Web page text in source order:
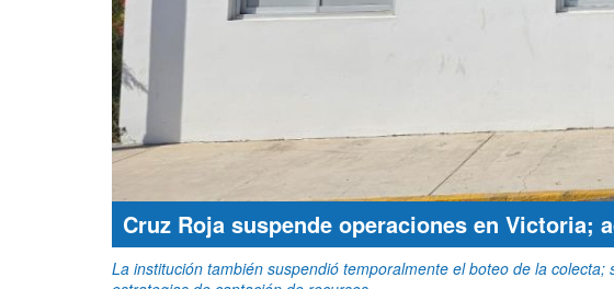
Cruz Roja suspende operaciones en Victoria;
La institución también suspendió temporalmente el boteo de la